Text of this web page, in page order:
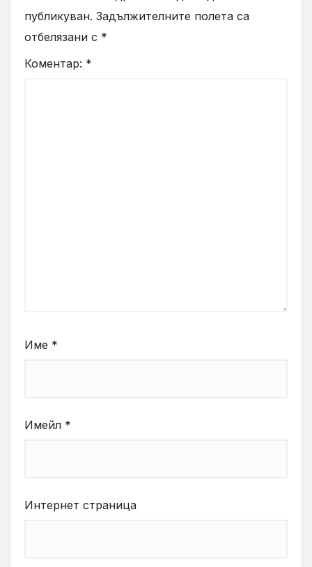
публикуван. Задължителните полета са
отбелязани с *
Коментар: *
Име *
Имейл *
Интернет страница